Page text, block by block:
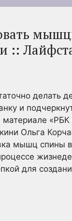
::
делать
и
«РБК
Ольга
мышц спины
для